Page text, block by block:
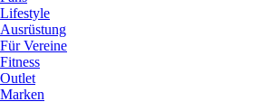
Lifestyle
Ausrüstung
Für Vereine
Fitness
Outlet
Marken